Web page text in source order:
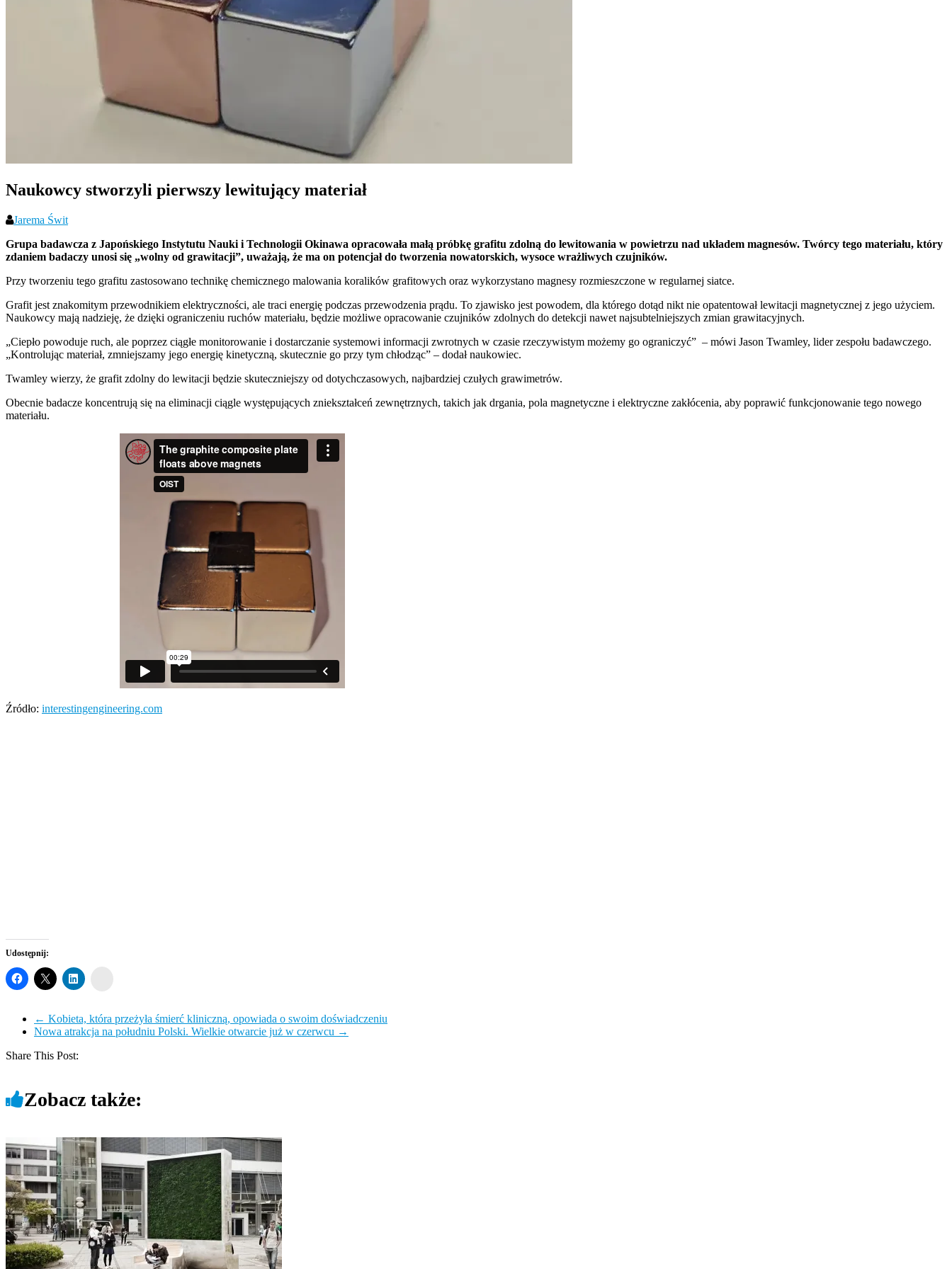
Naukowcy stworzyli pierwszy lewitujący materiał
Jarema Świt
Grupa badawcza z Japońskiego Instytutu Nauki i Technologii Okinawa opracowała małą próbkę grafitu zdolną do lewitowania w powietrzu nad układem magnesów. Twórcy tego materiału, który
zdaniem badaczy unosi się „wolny od grawitacji”, uważają, że ma on potencjał do tworzenia nowatorskich, wysoce wrażliwych czujników.
Przy tworzeniu tego grafitu zastosowano technikę chemicznego malowania koralików grafitowych oraz wykorzystano magnesy rozmieszczone w regularnej siatce.
Grafit jest znakomitym przewodnikiem elektryczności, ale traci energię podczas przewodzenia prądu. To zjawisko jest powodem, dla którego dotąd nikt nie opatentował lewitacji magnetycznej z jego użyciem.
Naukowcy mają nadzieję, że dzięki ograniczeniu ruchów materiału, będzie możliwe opracowanie czujników zdolnych do detekcji nawet najsubtelniejszych zmian grawitacyjnych.
„Ciepło powoduje ruch, ale poprzez ciągłe monitorowanie i dostarczanie systemowi informacji zwrotnych w czasie rzeczywistym możemy go ograniczyć” – mówi Jason Twamley, lider zespołu badawczego.
„Kontrolując materiał, zmniejszamy jego energię kinetyczną, skutecznie go przy tym chłodząc” – dodał naukowiec.
Twamley wierzy, że grafit zdolny do lewitacji będzie skuteczniejszy od dotychczasowych, najbardziej czułych grawimetrów.
Obecnie badacze koncentrują się na eliminacji ciągle występujących zniekształceń zewnętrznych, takich jak drgania, pola magnetyczne i elektryczne zakłócenia, aby poprawić funkcjonowanie tego nowego
materiału.
Źródło: interestingengineering.com
Udostępnij:
← Kobieta, która przeżyła śmierć kliniczną, opowiada o swoim doświadczeniu
Nowa atrakcja na południu Polski. Wielkie otwarcie już w czerwcu →
Share This Post:
Zobacz także: